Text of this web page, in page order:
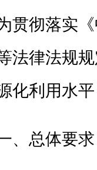
贯彻落实
法律法规
化利用水
、总体要求